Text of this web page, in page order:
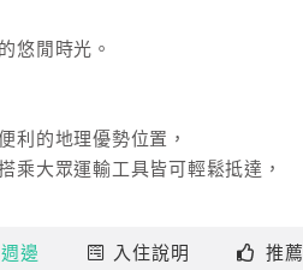
悠閒時光。
利的地理優勢位置，
乘大眾運輸工具皆可輕鬆抵達，
邊 入住說明 推薦